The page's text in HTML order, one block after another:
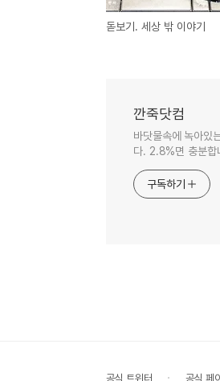
돋보기. 세상 밖 이야기
깐죽닷컴
바닷물속에 녹아있
다. 2.8%면 충분합
구독하기
공식 트위터 공식 페